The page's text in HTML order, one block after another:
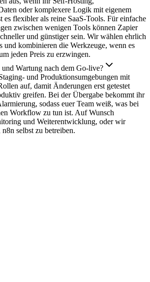
oder komplexere Logik mit eigenem
es flexibler als reine SaaS-Tools. Für einfache
zwischen wenigen Tools können Zapier
und günstiger sein. Wir wählen ehrlich
und kombinieren die Werkzeuge, wenn es
jeden Preis zu erzwingen.
Wartung nach dem Go-live?
und Produktionsumgebungen mit
auf, damit Änderungen erst getestet
greifen. Bei der Übergabe bekommt ihr
sodass euer Team weiß, was bei
Workflow zu tun ist. Auf Wunsch
und Weiterentwicklung, oder wir
selbst zu betreiben.